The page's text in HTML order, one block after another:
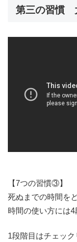
第三の習慣
【7つの習慣③】
死ぬまでの時間を
時間の使い方には4
1段階目はチェック